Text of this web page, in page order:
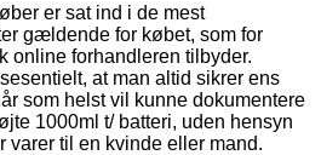
er sat ind i de mest
gældende for købet, som for
online forhandleren tilbyder.
at man altid sikrer ens
som helst vil kunne dokumentere
1000ml t/ batteri, uden hensyn
varer til en kvinde eller mand.